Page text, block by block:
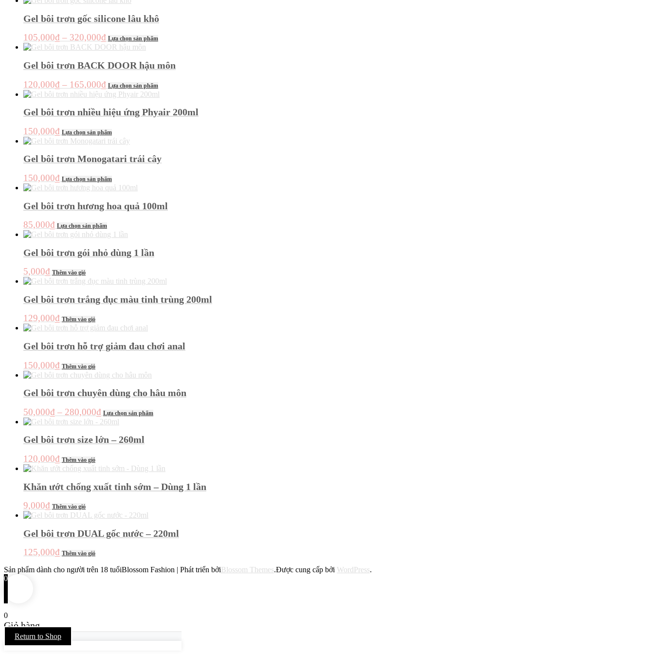
Gel bôi trơn gốc silicone lâu khô
105,000₫ – 320,000₫Khoảng
giá:
105,000₫
đến
320,000₫
Lựa chọn sản phẩm
nhiều
thể.
Các
chọn
trên
Gel bôi trơn BACK DOOR hậu môn
120,000₫ – 165,000₫Khoảng
giá:
120,000₫
165,000₫
Lựa chọn sản phẩm
phẩm
này
có
nhiều
chọn
trên
Gel bôi trơn nhiều hiệu ứng Phyair 200ml
150,000₫ Lựa chọn sản phẩm
phẩm
này
có
nhiều
thể.
Các
chọn
được
trên
phẩm
Gel bôi trơn Monogatari trái cây
150,000₫ Lựa chọn sản phẩm
phẩm
này
nhiều
thể.
Các
chọn
được
trên
phẩm
Gel bôi trơn hương hoa quả 100ml
85,000₫ Lựa chọn sản phẩm
phẩm
này
có
nhiều
Các
chọn
được
trên
phẩm
Gel bôi trơn gói nhỏ dùng 1 lần
5,000₫ Thêm vào giỏ
Gel bôi trơn trắng đục màu tinh trùng 200ml
129,000₫ Thêm vào giỏ
Gel bôi trơn hỗ trợ giảm đau chơi anal
150,000₫ Thêm vào giỏ
Gel bôi trơn chuyên dùng cho hâu môn
50,000₫ – 280,000₫Khoảng
giá:
50,000₫
280,000₫
Lựa chọn sản phẩm
thể.
Các
chọn
trên
Gel bôi trơn size lớn – 260ml
120,000₫ Thêm vào giỏ
Khăn ướt chống xuất tinh sớm – Dùng 1 lần
9,000₫ Thêm vào giỏ
Gel bôi trơn DUAL gốc nước – 220ml
125,000₫ Thêm vào giỏ
Sản phẩm dành cho người trên 18 tuổiBlossom Fashion | Phát triển bởiBlossom Themes.Được cung cấp bởi WordPress.
0
0
Giỏ hàng
Return to Shop